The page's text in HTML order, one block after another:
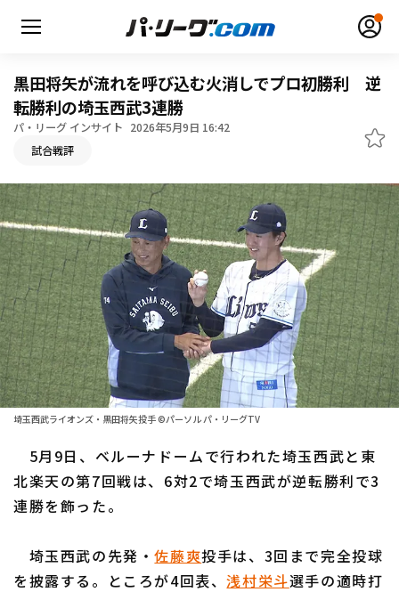
HOME
動画
日程・結果
順位表･成績
1軍公式戦
ファーム東地区
ファーム西地区
交流戦
選手名鑑
選手名鑑トップ
北海道日本ハムファイターズ
東北楽天ゴールデンイーグルス
千葉ロッテマリーンズ
ニュース
設定
黒田将矢が流れを呼び込む火消しでプロ初勝利 逆
転勝利の埼玉西武3連勝
パ・リーグ インサイト 2026年5月9日 16:42
試合戦評
埼玉西武ライオンズ・黒田将矢投手 ©パーソル パ・リーグTV
5月9日、ベルーナドームで行われた埼玉西武と東
北楽天の第7回戦は、6対2で埼玉西武が逆転勝利で3
連勝を飾った。
埼玉西武の先発・佐藤爽投手は、3回まで完全投球
を披露する。ところが4回表、浅村栄斗選手の適時打